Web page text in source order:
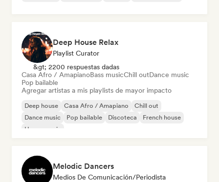
Deep House Relax
Playlist Curator
&gt; 2200 respuestas dadas
Casa Afro / AmapianoBass musicChill outDance music
Pop bailable
Agregar artistas a mis playlists de mayor impacto
Deep house Casa Afro / Amapiano
Chill out
Dance music
Pop bailable Discoteca
French house
House music
Melodic Dancers
Medios De Comunicación/Periodista